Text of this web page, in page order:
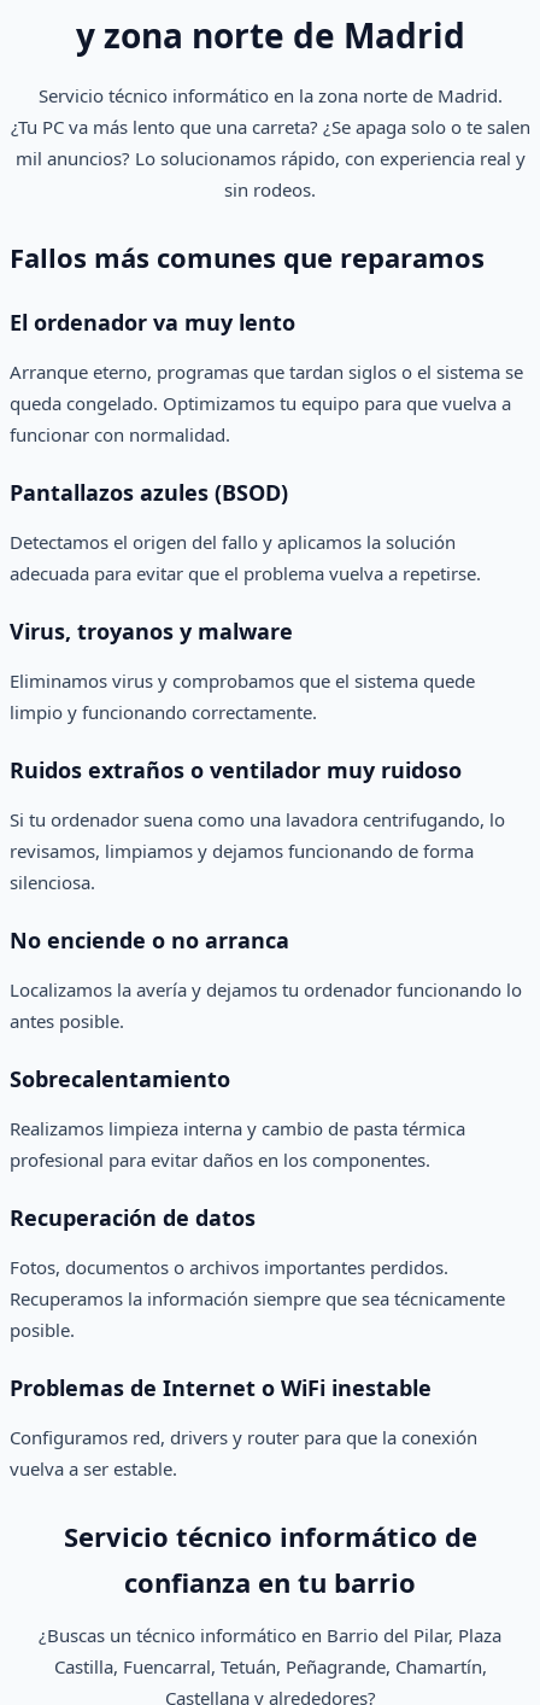
y zona norte de Madrid
Servicio técnico informático en la zona norte de Madrid.
¿Tu PC va más lento que una carreta? ¿Se apaga solo o te salen
mil anuncios? Lo solucionamos rápido, con experiencia real y
sin rodeos.
Fallos más comunes que reparamos
El ordenador va muy lento
Arranque eterno, programas que tardan siglos o el sistema se
queda congelado. Optimizamos tu equipo para que vuelva a
funcionar con normalidad.
Pantallazos azules (BSOD)
Detectamos el origen del fallo y aplicamos la solución
adecuada para evitar que el problema vuelva a repetirse.
Virus, troyanos y malware
Eliminamos virus y comprobamos que el sistema quede
limpio y funcionando correctamente.
Ruidos extraños o ventilador muy ruidoso
Si tu ordenador suena como una lavadora centrifugando, lo
revisamos, limpiamos y dejamos funcionando de forma
silenciosa.
No enciende o no arranca
Localizamos la avería y dejamos tu ordenador funcionando lo
antes posible.
Sobrecalentamiento
Realizamos limpieza interna y cambio de pasta térmica
profesional para evitar daños en los componentes.
Recuperación de datos
Fotos, documentos o archivos importantes perdidos.
Recuperamos la información siempre que sea técnicamente
posible.
Problemas de Internet o WiFi inestable
Configuramos red, drivers y router para que la conexión
vuelva a ser estable.
Servicio técnico informático de
confianza en tu barrio
¿Buscas un técnico informático en Barrio del Pilar, Plaza
Castilla, Fuencarral, Tetuán, Peñagrande, Chamartín,
Castellana y alrededores?